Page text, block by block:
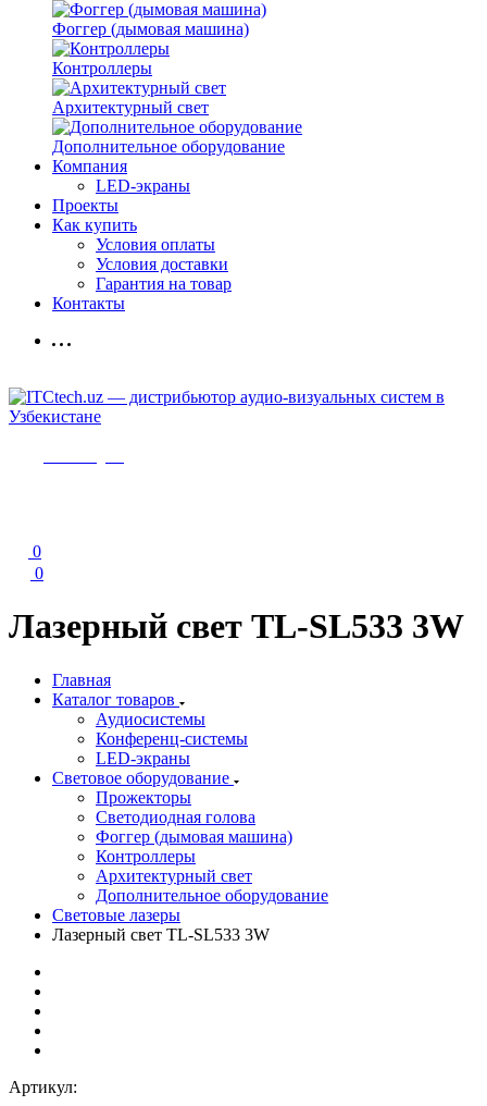
Фоггер (дымовая машина)
Контроллеры
Архитектурный свет
Дополнительное оборудование
Компания
LED-экраны
Проекты
Как купить
Условия оплаты
Условия доставки
Гарантия на товар
Контакты
0
0
Лазерный свет TL-SL533 3W
Главная
Каталог товаров
Аудиосистемы
Конференц-системы
LED-экраны
Световое оборудование
Прожекторы
Светодиодная голова
Фоггер (дымовая машина)
Контроллеры
Архитектурный свет
Дополнительное оборудование
Световые лазеры
Лазерный свет TL-SL533 3W
Артикул: